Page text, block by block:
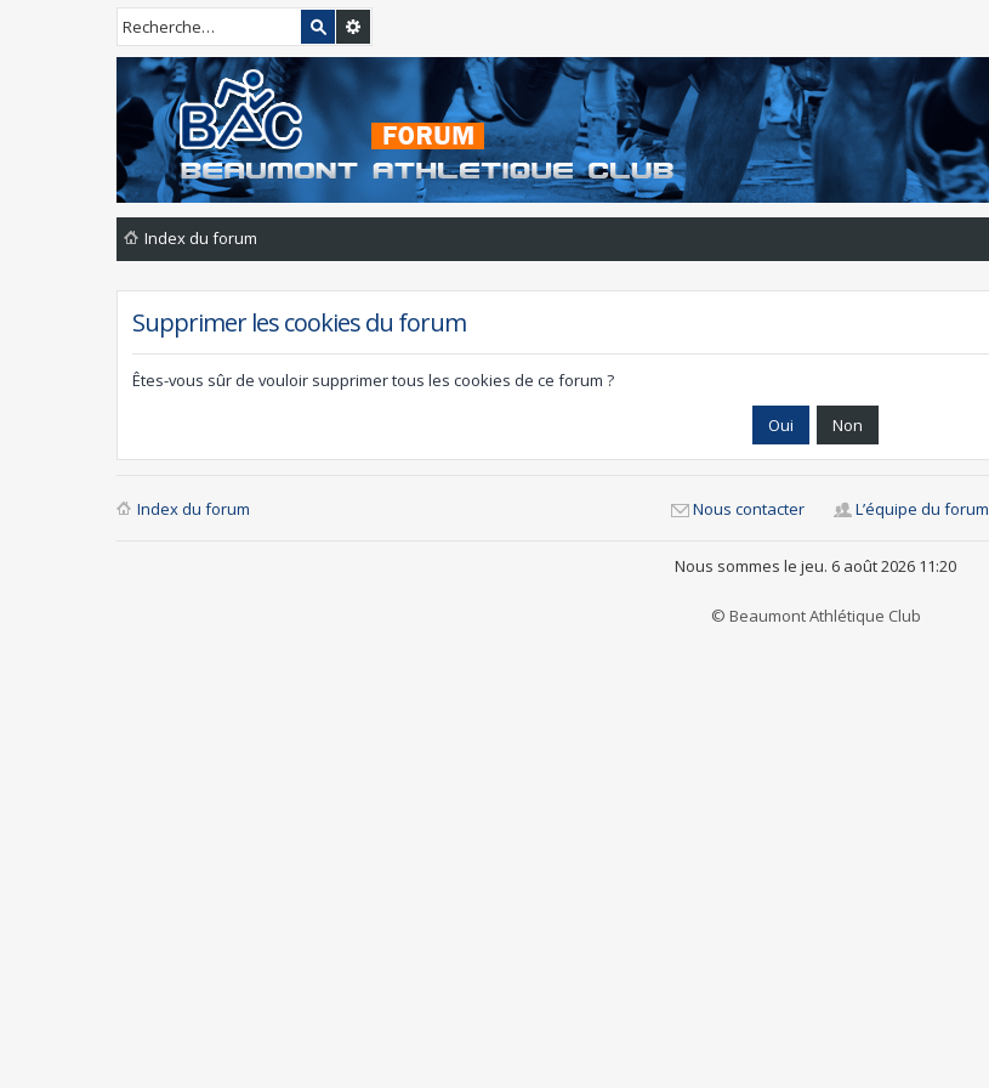
Index du forum
Supprimer les cookies du forum
Êtes-vous sûr de vouloir supprimer tous les cookies de ce forum ?
Index du forum L’équipe du forum
Nous contacter
Nous sommes le jeu. 6 août 2026 11:20
© Beaumont Athlétique Club